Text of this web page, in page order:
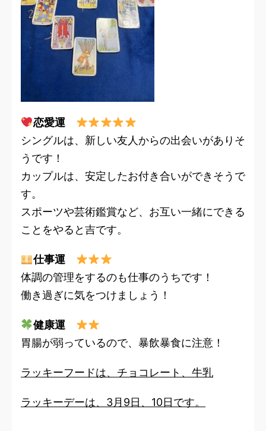
恋愛運
シングルは、新しい友人からの出会いがありそ
うです！
カップルは、安定したお付き合いができそうで
す。
スポーツや芸術鑑賞など、お互い一緒にできる
ことをやると吉です。
仕事運
体調の管理をするのも仕事のうちです！
働き過ぎに気をつけましょう！
健康運
胃腸が弱っているので、暴飲暴食に注意！
ラッキーフードは、チョコレート、牛乳
ラッキーデーは、3月9日、10日です。